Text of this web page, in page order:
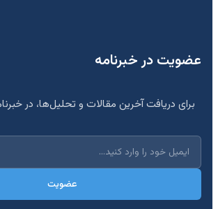
عضویت در خبرنامه
برای دریافت آخرین مقالات و تحلیل‌ها، در
عضویت